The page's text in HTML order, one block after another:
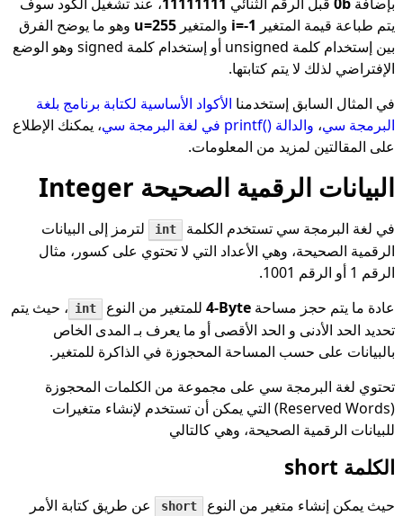
يتم طباعة قيمة المتغير i=-1 والمتغير u=255 وهو ما يوضح الفرق
بين إستخدام كلمة unsigned أو إستخدام كلمة signed وهو الوضع
الإفتراضي لذلك لا يتم كتابتها.
في المثال السابق إستخدمنا الأكواد الأساسية لكتابة برنامج بلغة
البرمجة سي، والدالة printf() في لغة البرمجة سي، يمكنك الإطلاع
على المقالتين لمزيد من المعلومات.
البيانات الرقمية الصحيحة Integer
في لغة البرمجة سي تستخدم الكلمة int
لترمز إلى البيانات
الرقمية الصحيحة، وهي الأعداد التي لا تحتوي على كسور، مثال
الرقم 1 أو الرقم 1001.
عادة ما يتم حجز مساحة 4-Byteللمتغير من النوع int ، حيث يتم
تحديد الحد الأدنى و الحد الأقصى أو ما يعرف بـ المدى الخاص
بالبيانات على حسب المساحة المحجوزة في الذاكرة للمتغير.
تحتوي لغة البرمجة سي على مجموعة من الكلمات المحجوزة
(Reserved Words) التي يمكن أن تستخدم لإنشاء متغيرات
للبيانات الرقمية الصحيحة، وهي كالتالي
الكلمة short
حيث يمكن إنشاء متغير من النوع short عن طريق كتابة الأمر